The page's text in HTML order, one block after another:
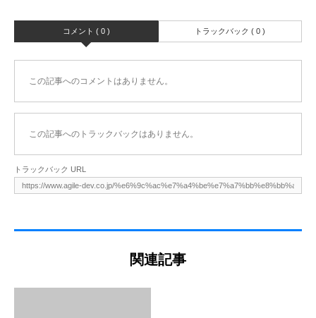
コメント ( 0 ) トラックバック ( 0 )
この記事へのコメントはありません。
この記事へのトラックバックはありません。
トラックバック URL
関連記事